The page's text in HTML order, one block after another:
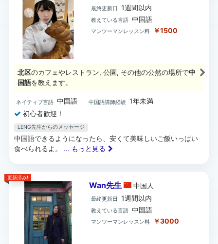
最終更新日 1週間以内
教えている言語 中国語
マンツーマンレッスン料 ￥1500
北区のカフェやレストラン, 公園, その他の公然の場所で中
国語を教えます。
ネイティブ言語 中国語 中国語講師経験 1年未満
初心者歓迎！
LENG先生からのメッセージ
中国語できるようになったら、安くて美味しいご飯いっぱい
食べられるよ。 ... もっと見る
更新済み!
Wan先生 中国 人
最終更新日 1週間以内
教えている言語 中国語
マンツーマンレッスン料 ￥3000